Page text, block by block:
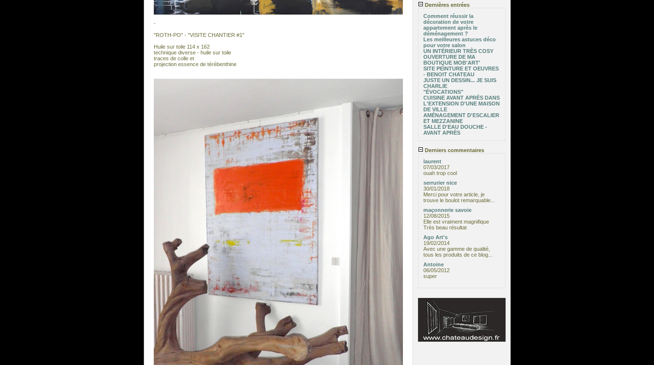
-
"ROTH-PO" - "VISITE CHANTIER #1"
Huile sur toile 114 x 162
technique diverse - huile sur toile
traces de colle et
projection essence de térébenthine
Dernières entrées
Comment réussir la
décoration de votre
appartement après le
déménagement ?
Les meilleures astuces déco
pour votre salon
UN INTÉRIEUR TRÈS COSY
OUVERTURE DE MA
BOUTIQUE MOB'ART'
SITE PEINTURE ET OEUVRES
- BENOIT CHATEAU
JUSTE UN DESSIN... JE SUIS
CHARLIE
"ÉVOCATIONS"
CUISINE AVANT APRÈS DANS
L'EXTENSION D'UNE MAISON
DE VILLE
AMÉNAGEMENT D'ESCALIER
ET MEZZANINE
SALLE D'EAU DOUCHE -
AVANT APRÈS
Derniers commentaires
laurent
07/03/2017
ouah trop cool
serrurier nice
30/01/2018
Merci pour votre article, je
trouve le boulot remarquable...
maçonnerie savoie
12/08/2015
Elle est vraiment magnifique
Très beau résultat
Ago Art's
19/02/2014
Avec une gamme de qualité,
tous les produits de ce blog...
Antoine
06/05/2012
super